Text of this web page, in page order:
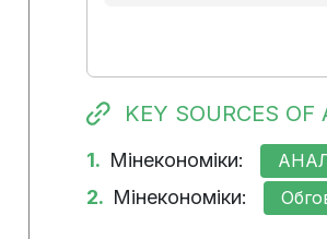
KEY SOURCES OF
1. Мінекономіки:
2. Мінекономіки: